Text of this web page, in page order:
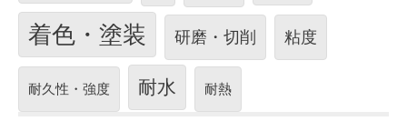
着色・塗装 研磨・切削 粘度
耐久性・強度 耐水 耐熱